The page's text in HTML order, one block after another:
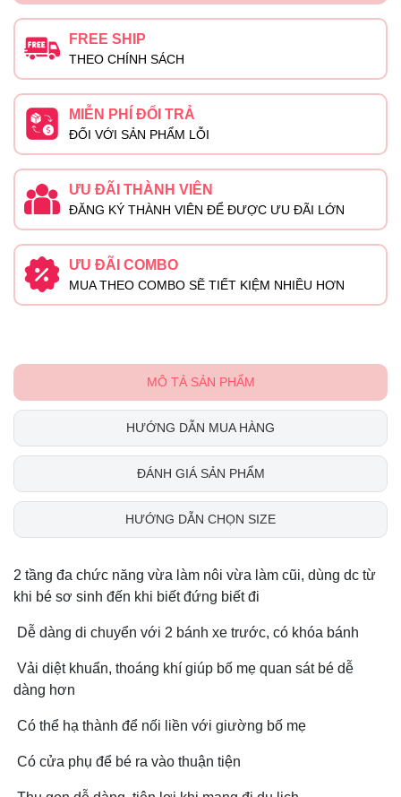
FREE SHIP
THEO CHÍNH SÁCH
MIỄN PHÍ ĐỔI TRẢ
ĐỐI VỚI SẢN PHẨM LỖI
ƯU ĐÃI THÀNH VIÊN
ĐĂNG KÝ THÀNH VIÊN ĐỂ ĐƯỢC ƯU ĐÃI LỚN
ƯU ĐÃI COMBO
MUA THEO COMBO SẼ TIẾT KIỆM NHIỀU HƠN
MÔ TẢ SẢN PHẨM
HƯỚNG DẪN MUA HÀNG
ĐÁNH GIÁ SẢN PHẨM
HƯỚNG DẪN CHỌN SIZE
2 tầng đa chức năng vừa làm nôi vừa làm cũi, dùng dc từ
khi bé sơ sinh đến khi biết đứng biết đi
Dễ dàng di chuyển với 2 bánh xe trước, có khóa bánh
Vải diệt khuẩn, thoáng khí giúp bố mẹ quan sát bé dễ
dàng hơn
Có thể hạ thành để nối liền với giường bố mẹ
Có cửa phụ để bé ra vào thuận tiện